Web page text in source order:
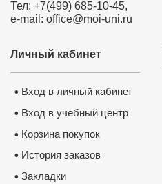
Тел: +7(499) 685-10-45,
e-mail: office@moi-uni.ru
Личный кабинет
• Вход в личный кабинет
• Вход в учебный центр
• Корзина покупок
• История заказов
• Закладки